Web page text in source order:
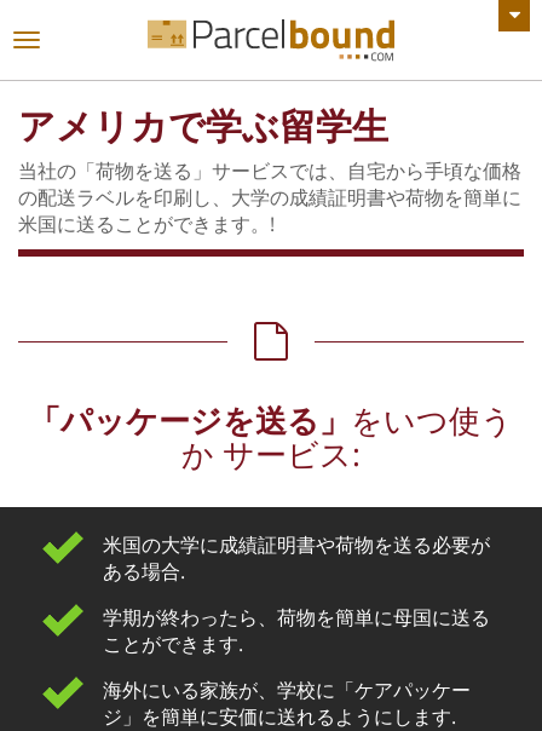
すべてのお知らせを見る
ナ
ー
シ
ョ
ン
を
切
え
アメリカで学ぶ留学生
当社の「荷物を送る」サービスでは、自宅から手頃な価格
の配送ラベルを印刷し、大学の成績証明書や荷物を簡単に
米国に送ることができます。!
「パッケージを送る」 をいつ使う
か サービス:
米国の大学に成績証明書や荷物を送る必要が
ある場合.
学期が終わったら、荷物を簡単に母国に送る
ことができます.
海外にいる家族が、学校に「ケアパッケー
ジ」を簡単に安価に送れるようにします.